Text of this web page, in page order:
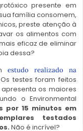
presente em
família consomem,
preste atenção à
os alimentos com
eficaz de eliminar
dessa?
estudo realizado na
testes foram feitos
os maiores
o Environmental
por 15 minutos em
testados
Não é incrível?